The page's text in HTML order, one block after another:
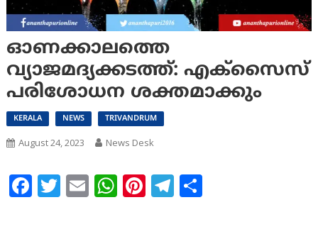
ഓണക്കാലത്തെ
വ്യാജമദ്യക്കടത്ത്: എക്‌സൈസ്
പരിശോധന ശക്തമാക്കും
KERALA NEWS TRIVANDRUM
August 24, 2023 News Desk
Facebook
Twitter
EmailWhatsApp
Pinterest
Telegram
Share